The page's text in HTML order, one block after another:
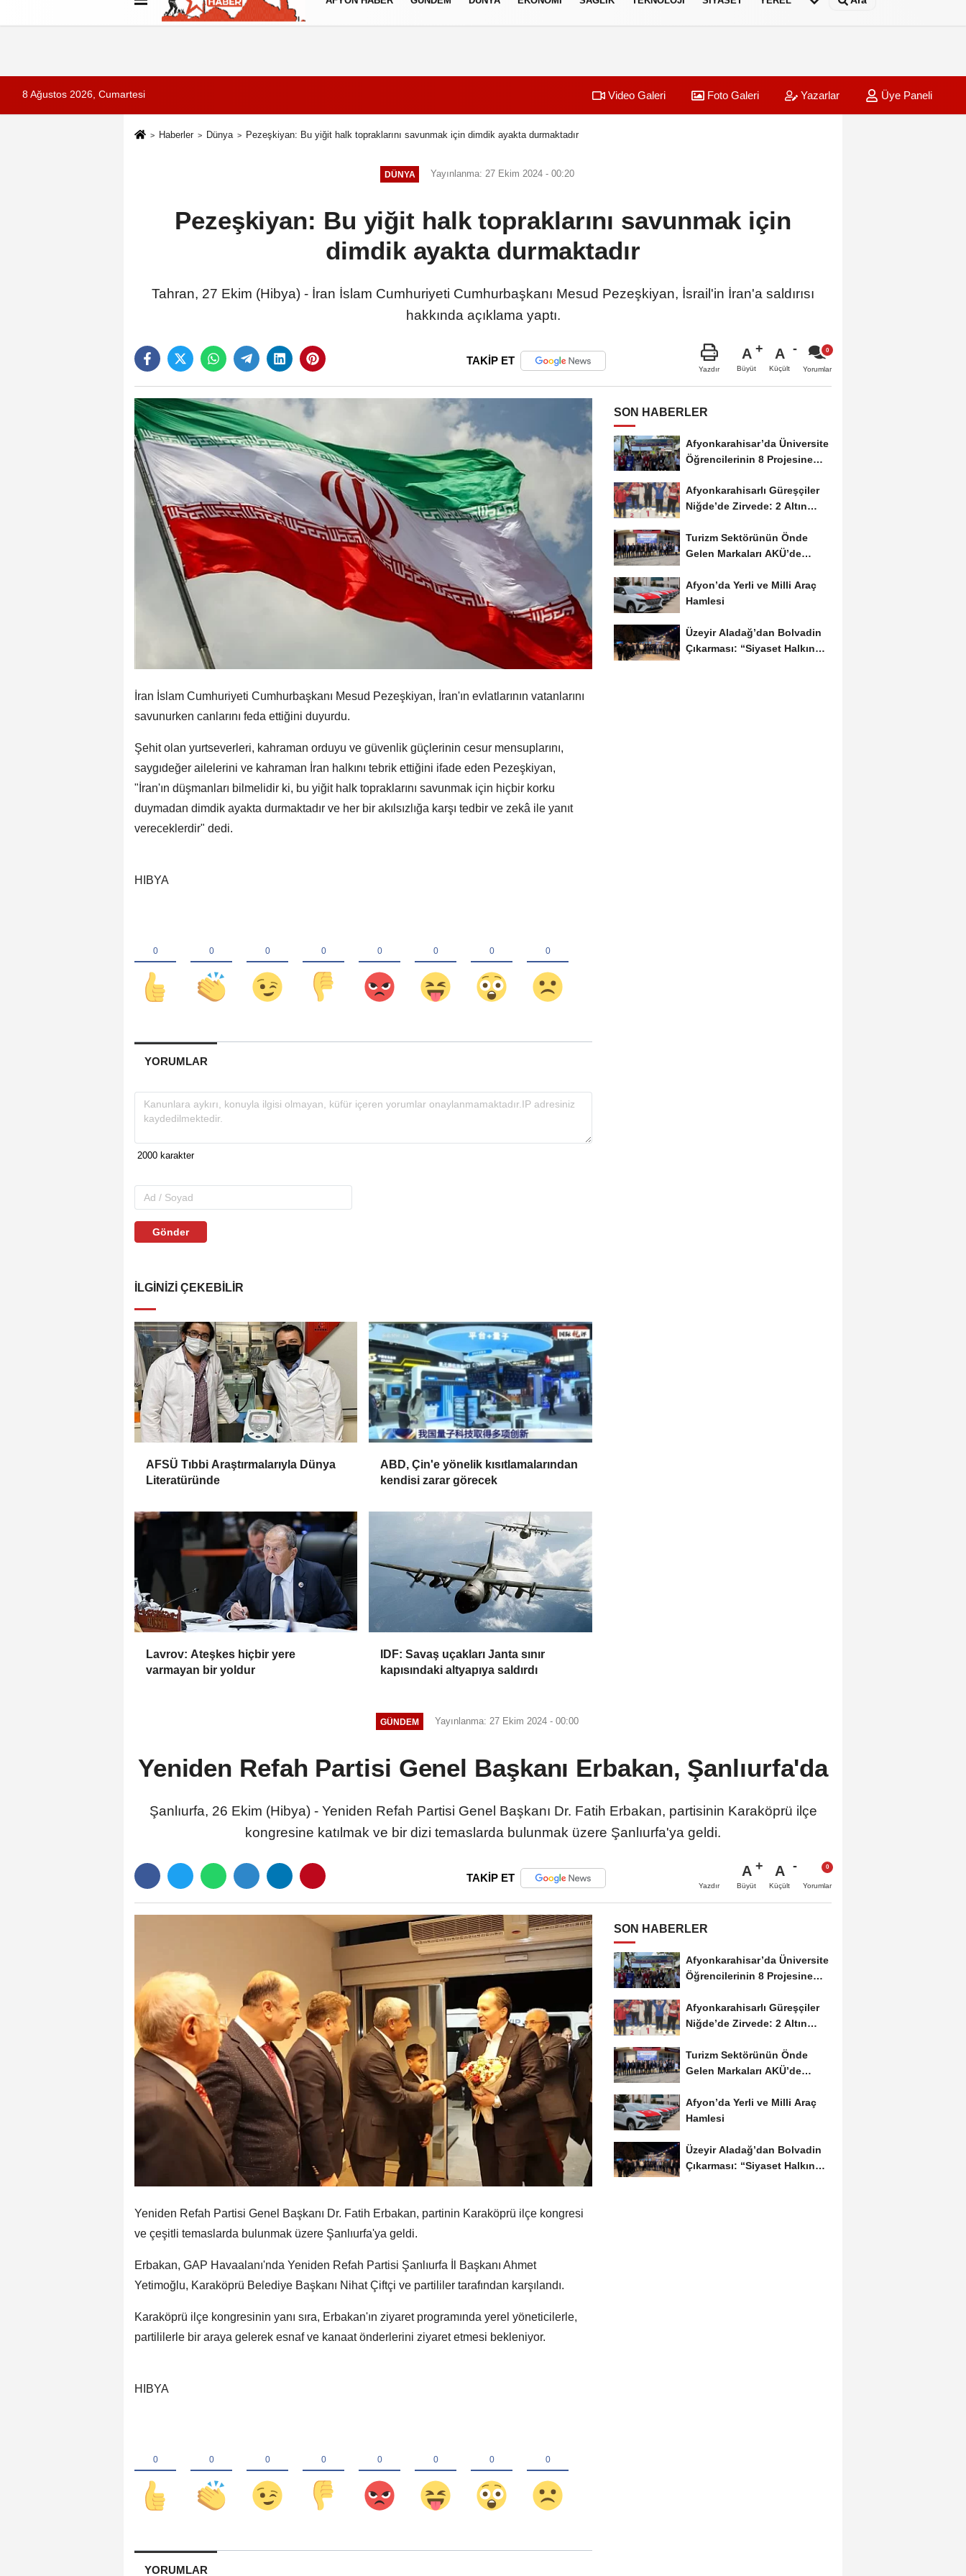
Künye İletişim Çerez Politikası
8 Ağustos 2026, Cumartesi Video Galeri Foto Galeri Yazarlar Üye Paneli
Haberler Dünya Pezeşkiyan: Bu yiğit halk topraklarını savunmak için dimdik ayakta durmaktadır
DÜNYA Yayınlanma: 27 Ekim 2024 - 00:20
Pezeşkiyan: Bu yiğit halk topraklarını savunmak için
dimdik ayakta durmaktadır
Tahran, 27 Ekim (Hibya) - İran İslam Cumhuriyeti Cumhurbaşkanı Mesud Pezeşkiyan, İsrail'in İran'a saldırısı
hakkında açıklama yaptı.
TAKİP ET
Yazdır
A
Büyüt
A
Küçült Yorumlar
İran İslam Cumhuriyeti Cumhurbaşkanı Mesud Pezeşkiyan, İran'ın evlatlarının vatanlarını
savunurken canlarını feda ettiğini duyurdu.
Şehit olan yurtseverleri, kahraman orduyu ve güvenlik güçlerinin cesur mensuplarını,
saygıdeğer ailelerini ve kahraman İran halkını tebrik ettiğini ifade eden Pezeşkiyan,
"İran'ın düşmanları bilmelidir ki, bu yiğit halk topraklarını savunmak için hiçbir korku
duymadan dimdik ayakta durmaktadır ve her bir akılsızlığa karşı tedbir ve zekâ ile yanıt
vereceklerdir" dedi.
HIBYA
YORUMLAR
Gönder
İLGINIZI ÇEKEBILIR
AFSÜ Tıbbi Araştırmalarıyla Dünya
Literatüründe
ABD, Çin'e yönelik kısıtlamalarından
kendisi zarar görecek
Lavrov: Ateşkes hiçbir yere
varmayan bir yoldur
IDF: Savaş uçakları Janta sınır
kapısındaki altyapıya saldırdı
SON HABERLER
Afyonkarahisar’da Üniversite
Öğrencilerinin 8 Projesine
Afyonkarahisarlı Güreşçiler
Niğde’de Zirvede: 2 Altın
Turizm Sektörünün Önde
Gelen Markaları AKÜ’de
Afyon’da Yerli ve Milli Araç
Hamlesi
Üzeyir Aladağ’dan Bolvadin
Çıkarması: “Siyaset Halkın
GÜNDEM Yayınlanma: 27 Ekim 2024 - 00:00
Yeniden Refah Partisi Genel Başkanı Erbakan, Şanlıurfa'da
Şanlıurfa, 26 Ekim (Hibya) - Yeniden Refah Partisi Genel Başkanı Dr. Fatih Erbakan, partisinin Karaköprü ilçe
kongresine katılmak ve bir dizi temaslarda bulunmak üzere Şanlıurfa'ya geldi.
TAKİP ET
Yazdır
A
Büyüt
A
Küçült Yorumlar
Yeniden Refah Partisi Genel Başkanı Dr. Fatih Erbakan, partinin Karaköprü ilçe kongresi
ve çeşitli temaslarda bulunmak üzere Şanlıurfa'ya geldi.
Erbakan, GAP Havaalanı'nda Yeniden Refah Partisi Şanlıurfa İl Başkanı Ahmet
Yetimoğlu, Karaköprü Belediye Başkanı Nihat Çiftçi ve partililer tarafından karşılandı.
Karaköprü ilçe kongresinin yanı sıra, Erbakan'ın ziyaret programında yerel yöneticilerle,
partililerle bir araya gelerek esnaf ve kanaat önderlerini ziyaret etmesi bekleniyor.
HIBYA
YORUMLAR
SON HABERLER
Afyonkarahisar’da Üniversite
Öğrencilerinin 8 Projesine
Afyonkarahisarlı Güreşçiler
Niğde’de Zirvede: 2 Altın
Turizm Sektörünün Önde
Gelen Markaları AKÜ’de
Afyon’da Yerli ve Milli Araç
Hamlesi
Üzeyir Aladağ’dan Bolvadin
Çıkarması: “Siyaset Halkın